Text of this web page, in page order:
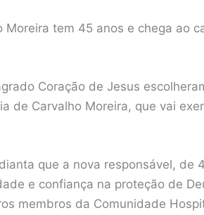
Moreira tem 45 anos e chega ao
Coração de Jesus
de Carvalho Moreira, que vai
que a nova responsável, de
e confiança na proteção de
membros da Comunidade